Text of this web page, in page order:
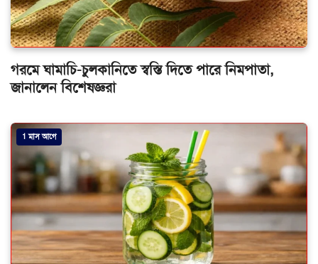
গরমে ঘামাচি-চুলকানিতে স্বস্তি দিতে পারে নিমপাতা,
জানালেন বিশেষজ্ঞরা
1 মাস আগে